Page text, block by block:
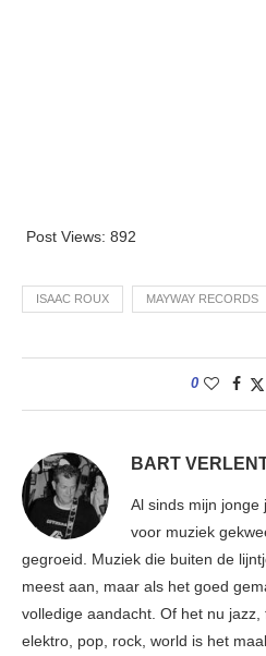
Post Views: 892
ISAAC ROUX MAYWAY RECORDS
0
BART
Al sinds mijn
voor muziek
gegroeid. Muziek die buiten de
meest aan, maar als het goed
volledige aandacht. Of het nu jazz,
elektro, pop, rock, world is het